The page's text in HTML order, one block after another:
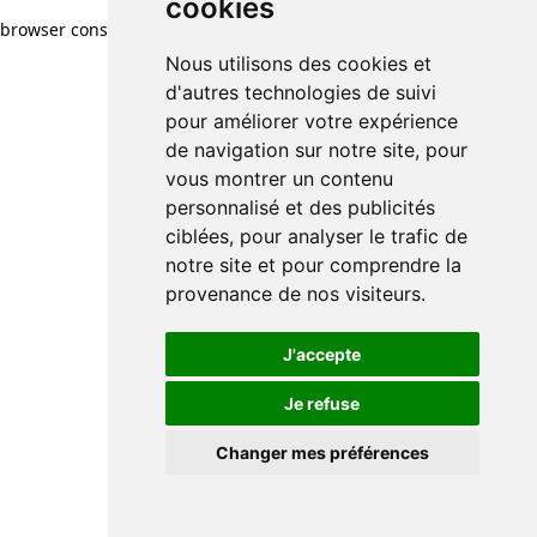
cookies
Nous utilisons des cookies et
d'autres technologies de suivi
pour améliorer votre expérience
de navigation sur notre site, pour
vous montrer un contenu
personnalisé et des publicités
ciblées, pour analyser le trafic de
notre site et pour comprendre la
provenance de nos visiteurs.
J'accepte
Je refuse
Changer mes préférences
browser console for more information)